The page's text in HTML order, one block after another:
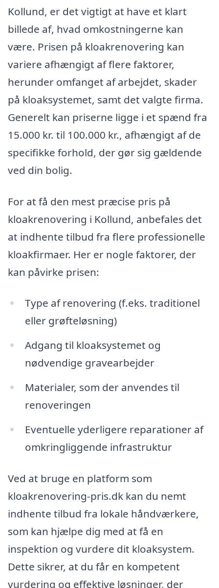
Kollund, er det vigtigt at have et klart
billede af, hvad omkostningerne kan
være. Prisen på kloakrenovering kan
variere afhængigt af flere faktorer,
herunder omfanget af arbejdet, skader
på kloaksystemet, samt det valgte firma.
Generelt kan priserne ligge i et spænd fra
15.000 kr. til 100.000 kr., afhængigt af de
specifikke forhold, der gør sig gældende
ved din bolig.
For at få den mest præcise pris på
kloakrenovering i Kollund, anbefales det
at indhente tilbud fra flere professionelle
kloakfirmaer. Her er nogle faktorer, der
kan påvirke prisen:
Type af renovering (f.eks. traditionel
eller grøfteløsning)
Adgang til kloaksystemet og
nødvendige gravearbejder
Materialer, som der anvendes til
renoveringen
Eventuelle yderligere reparationer af
omkringliggende infrastruktur
Ved at bruge en platform som
kloakrenovering-pris.dk kan du nemt
indhente tilbud fra lokale håndværkere,
som kan hjælpe dig med at få en
inspektion og vurdere dit kloaksystem.
Dette sikrer, at du får en kompetent
vurdering og effektive løsninger, der